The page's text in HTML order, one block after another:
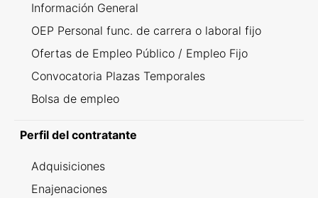
Información General
OEP Personal func. de carrera o laboral fijo
Ofertas de Empleo Público / Empleo Fijo
Convocatoria Plazas Temporales
Bolsa de empleo
Perfil del contratante
Adquisiciones
Enajenaciones